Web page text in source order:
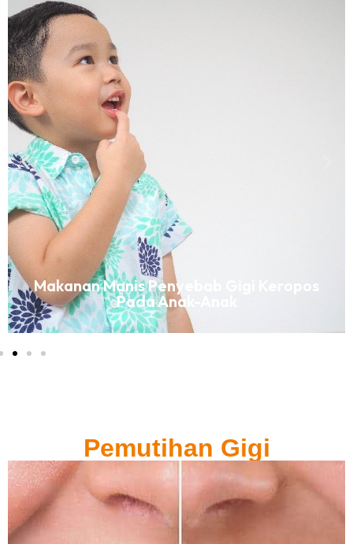
Makanan Manis Penyebab Gigi Keropos
Pada Anak-Anak
Pemutihan Gigi